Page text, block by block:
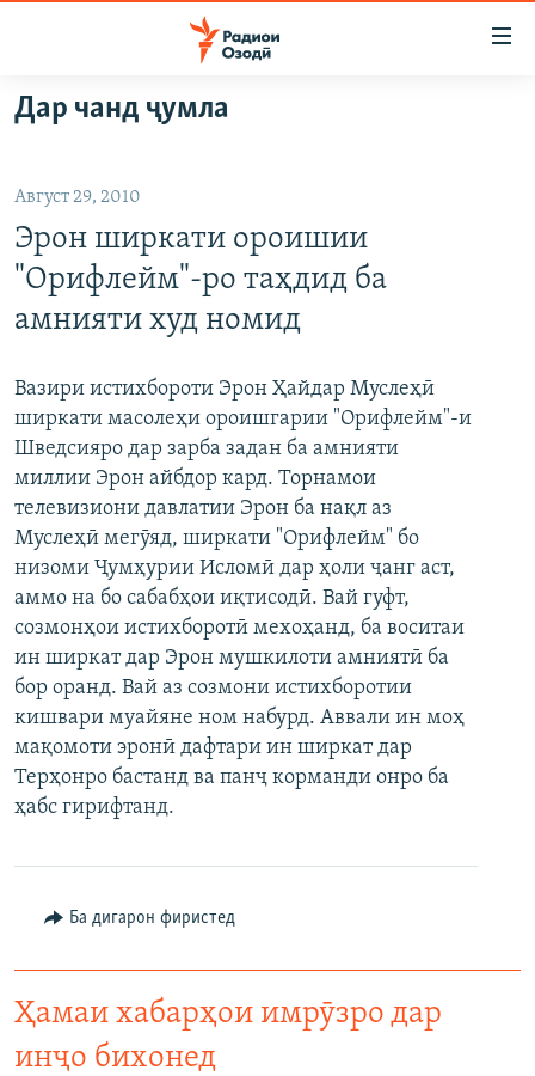
Ҷаҳиш
ба
аслӣ
Ҷаҳиш
ба
феҳристи
Ҷаҳиш
ҷустор
ГӮШАҲО
ҚАЗИЯИ "КРОКУС"
ФАРҲАНГ
МЕҲМОНИ ОЗОДӢ
ВАРЗИШ
РӮЗГОРИ МУҲОҶИР
САЛОМ, ХОҲАР
ТАҲҚИҚОТ
ҶАНГ ДАР УКРАИНА
НАЗАРИ МАРДУМ
БЛОГИСТОН
ОЗОДӢ ОНЛАЙН
ЧАНДРАСОНАӢ
ВИДЕО
НИГОРИСТОН
ГУЗОРИШҲОИ РАДИОӢ
РӮЙХАТҲО
КИТОБҲОИ ОЗОДӢ
Русский
ПАЙГИРӢ КУНЕД
Ҳамаи сомонаҳои RFE/RL
Дар чанд ҷумла
Август 29, 2010
Эрон ширкати ороишии
"Орифлейм"-ро таҳдид ба
амнияти худ номид
Вазири истихбороти Эрон Ҳайдар Муслеҳӣ
ширкати масолеҳи ороишгарии "Орифлейм"-и
Шведсияро дар зарба задан ба амнияти
миллии Эрон айбдор кард. Торнамои
телевизиони давлатии Эрон ба нақл аз
Муслеҳӣ мегӯяд, ширкати "Орифлейм" бо
низоми Ҷумҳурии Исломӣ дар ҳоли ҷанг аст,
аммо на бо сабабҳои иқтисодӣ. Вай гуфт,
созмонҳои истихборотӣ мехоҳанд, ба воситаи
ин ширкат дар Эрон мушкилоти амниятӣ ба
бор оранд. Вай аз созмони истихборотии
кишвари муайяне ном набурд. Аввали ин моҳ
мақомоти эронӣ дафтари ин ширкат дар
Терҳонро бастанд ва панҷ корманди онро ба
ҳабс гирифтанд.
Ба дигарон фиристед
Ҳамаи хабарҳои имрӯзро дар
инҷо бихонед